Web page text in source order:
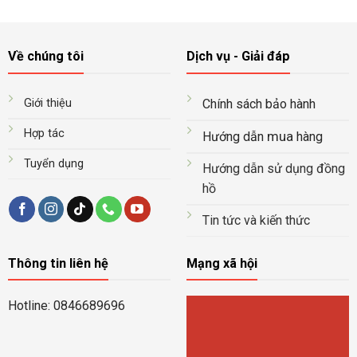
Về chúng tôi
Giới thiệu
Hợp tác
Tuyển dụng
Dịch vụ - Giải đáp
Chính sách bảo hành
Hướng dẫn muahàng
Hướng dẫn sử dụng đồng
hồ
Tin tức và kiến thức
Thông tin liên hệ
Hotline: 0846689696
Mạng xã hội